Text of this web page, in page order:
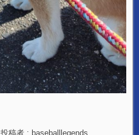
投稿者 : baseballlegends